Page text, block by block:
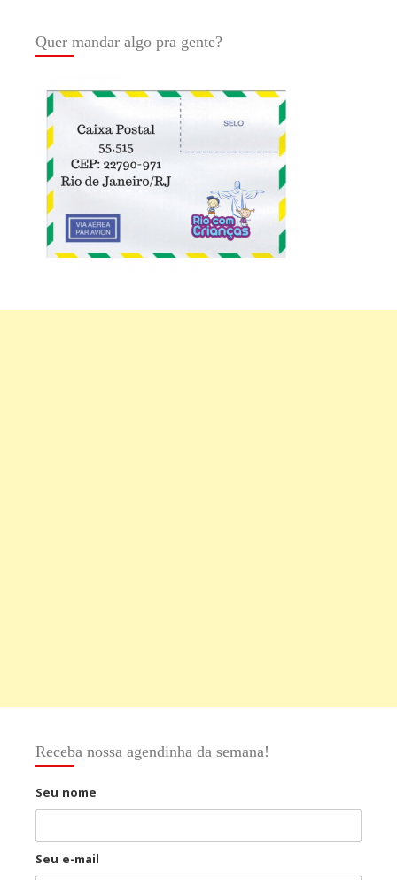
Quer mandar algo pra gente?
Receba nossa agendinha da semana!
Seu nome
Seu e-mail